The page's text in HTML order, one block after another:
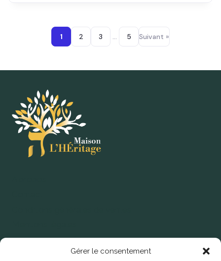
Gérer le consentement
1 2 3 … 5 Suivant »
Politique de confidentialité